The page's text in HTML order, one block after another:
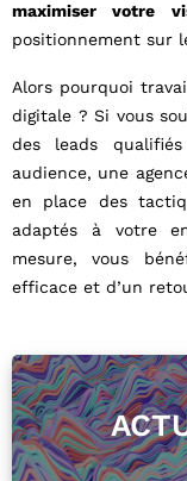
maximiser votre
positionnement sur
Alors pourquoi
digitale ? Si vous
des leads
audience, une
en place des
adaptés à votre
mesure, vous
efficace et d’un